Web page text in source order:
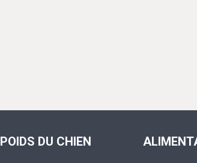
POIDS DU CHIEN